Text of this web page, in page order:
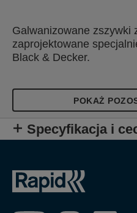
Galwanizowane zszywki
zaprojektowane
Black & Decker.
POKAŻ
Specyfikacja i